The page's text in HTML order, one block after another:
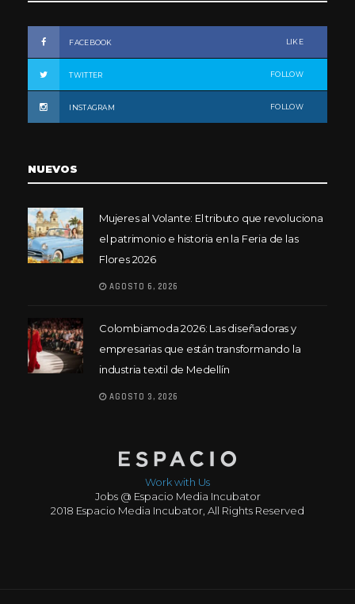
FACEBOOK LIKE
TWITTER FOLLOW
INSTAGRAM FOLLOW
NUEVOS
Mujeres al Volante: El tributo que revoluciona
el patrimonio e historia en la Feria de las
Flores 2026
AGOSTO 6, 2026
Colombiamoda 2026: Las diseñadoras y
empresarias que están transformando la
industria textil de Medellín
AGOSTO 3, 2026
Work with Us
Jobs @ Espacio Media Incubator
2018 Espacio Media Incubator, All Rights Reserved